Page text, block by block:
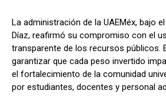
La administración de la UAEMéx, bajo
Díaz, reafirmó su compromiso con el
transparente de los recursos públicos.
garantizar que cada peso invertido
el fortalecimiento de la comunidad
por estudiantes, docentes y personal